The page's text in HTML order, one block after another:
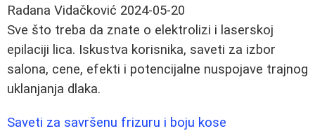
Radana Vidačković 2024-05-20
Sve što treba da znate o elektrolizi i laserskoj
epilaciji lica. Iskustva korisnika, saveti za izbor
salona, cene, efekti i potencijalne nuspojave trajnog
uklanjanja dlaka.
Saveti za savršenu frizuru i boju kose